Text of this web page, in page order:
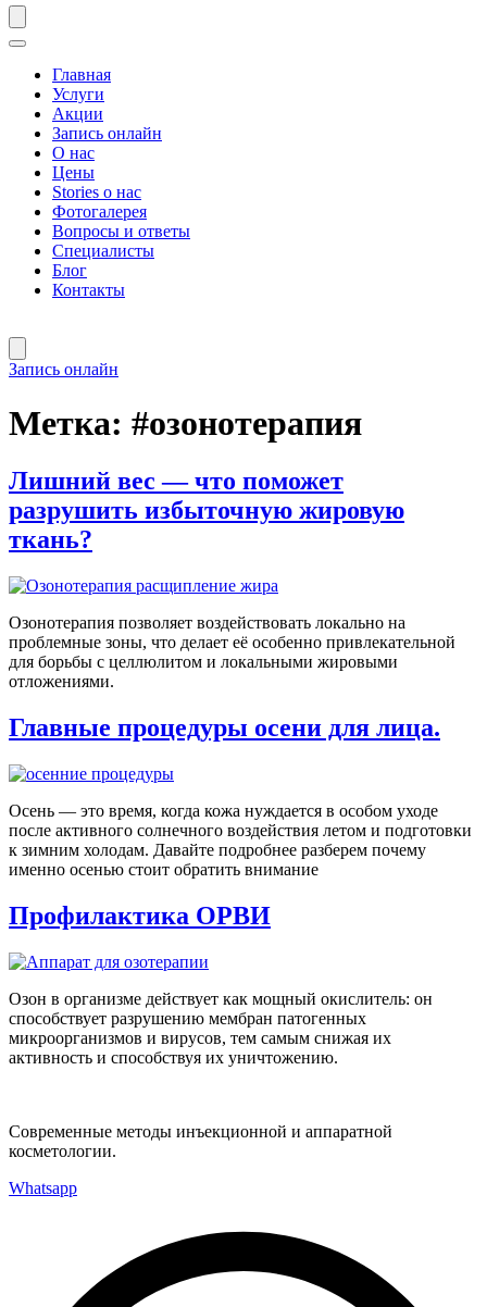
Главная
Услуги
Акции
Запись онлайн
О нас
Цены
Stories о нас
Фотогалерея
Вопросы и ответы
Специалисты
Блог
Контакты
Запись онлайн
Метка: #озонотерапия
Лишний вес — что поможет
разрушить избыточную жировую
ткань?
Озонотерапия позволяет воздействовать локально на
проблемные зоны, что делает её особенно привлекательной
для борьбы с целлюлитом и локальными жировыми
отложениями.
Главные процедуры осени для лица.
Осень — это время, когда кожа нуждается в особом уходе
после активного солнечного воздействия летом и подготовки
к зимним холодам. Давайте подробнее разберем почему
именно осенью стоит обратить внимание
Профилактика ОРВИ
Озон в организме действует как мощный окислитель: он
способствует разрушению мембран патогенных
микроорганизмов и вирусов, тем самым снижая их
активность и способствуя их уничтожению.
Современные методы инъекционной и аппаратной
косметологии.
Whatsapp